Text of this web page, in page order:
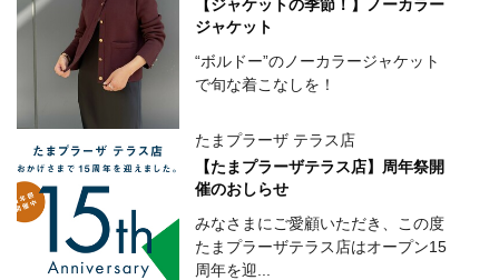
【ジャケットの季節！】ノーカラー
ジャケット
“ボルドー”のノーカラージャケット
で旬な着こなしを！
たまプラーザ テラス店
【たまプラーザテラス店】周年祭開
催のおしらせ
みなさまにご愛顧いただき、この度
たまプラーザテラス店はオープン15
周年を迎...